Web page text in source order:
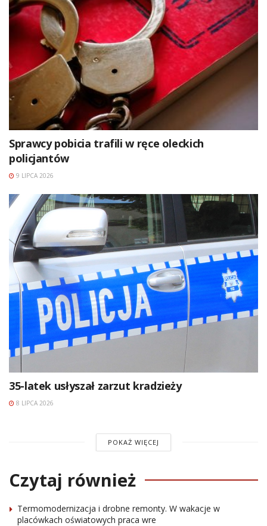
Sprawcy pobicia trafili w ręce oleckich
policjantów
9 LIPCA 2026
35-latek usłyszał zarzut kradzieży
8 LIPCA 2026
POKAŻ WIĘCEJ
Czytaj również
Termomodernizacja i drobne remonty. W wakacje w
placówkach oświatowych praca wre